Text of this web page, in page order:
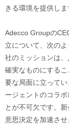
きる環境を提供しま
Adecco Groupの
立について、次の
社のミッションは、
確実なものにする
要な局面に立って
ージェントのコラ
とが不可欠です。
意思決定を加速さ